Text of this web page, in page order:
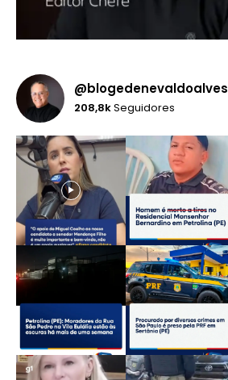
@blogedenevaldoalves
208,8kSeguidores